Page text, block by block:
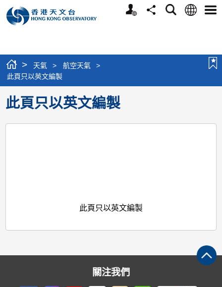
個
分
搜
語
選
> 天氣 > 航空天氣
>
此頁只以英文編製
此頁只以英文編製
此頁只以英文編製
關注我們